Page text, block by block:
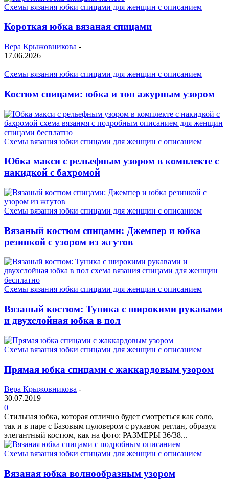
Схемы вязания юбки спицами для женщин с описанием
Короткая юбка вязаная спицами
Вера Крыжовникова -
17.06.2026
Схемы вязания юбки спицами для женщин с описанием
Костюм спицами: юбка и топ ажурным узором
Схемы вязания юбки спицами для женщин с описанием
Юбка макси с рельефным узором в комплекте с
накидкой с бахромой
Схемы вязания юбки спицами для женщин с описанием
Вязаный костюм спицами: Джемпер и юбка
резинкой с узором из жгутов
Схемы вязания юбки спицами для женщин с описанием
Вязаный костюм: Туника с широкими рукавами
и двухслойная юбка в пол
Схемы вязания юбки спицами для женщин с описанием
Прямая юбка спицами с жаккардовым узором
Вера Крыжовникова -
30.07.2019
0
Стильная юбка, которая отлично будет смотреться как соло,
так и в паре с Базовым пуловером с рукавом реглан, образуя
элегантный костюм, как на фото: РАЗМЕРЫ 36/38...
Схемы вязания юбки спицами для женщин с описанием
Вязаная юбка волнообразным узором